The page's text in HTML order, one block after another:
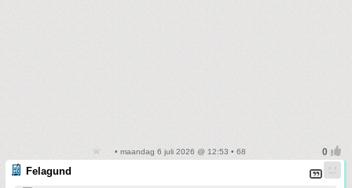
• maandag 6 juli 2026 @ 12:53 • 68
Felagund